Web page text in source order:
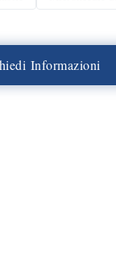
hiedi Informazioni